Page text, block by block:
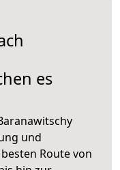
es
und
Route von